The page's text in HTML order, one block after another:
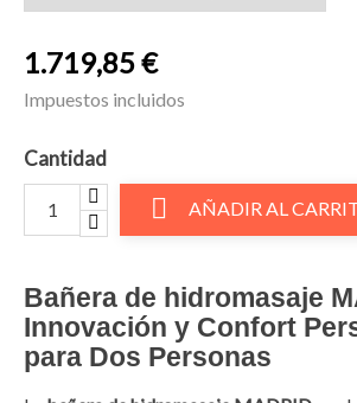
1.719,85 €
Impuestos incluidos
Cantidad
 AÑADIR AL
Bañera de hidromasaje
Innovación y Confort
para Dos Personas